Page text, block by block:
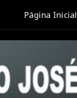
Página Inicial